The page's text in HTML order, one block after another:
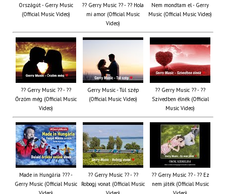
Országút - Gerry Music
(Official Music Video)
?? Gerry Music ?? - ?? Hola
mi amor (Official Music
Video)
Nem mondtam el - Gerry
Music (Official Music Video)
?? Gerry Music ?? - ??
Őrzöm még (Official Music
Video)
Gerry Music - Túl szép
(Official Music Video)
?? Gerry Music ?? - ??
Szívedben élnék (Official
Music Video)
Made in Hungária ??? -
Gerry Music (Official Music
?? Gerry Music ?? - ??
Robogj vonat (Official Music
?? Gerry Music ?? - ?? Ez
nem játék (Official Music